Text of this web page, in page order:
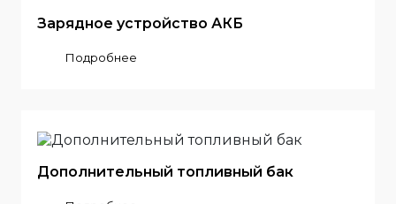
Зарядное устройство АКБ
Подробнее
Дополнительный топливный бак